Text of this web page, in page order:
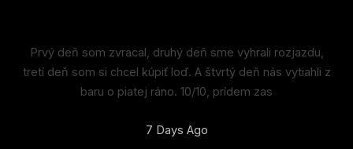
Prvý deň som zvracal, druhý deň sme vyhrali rozjazdu,
tretí deň som si chcel kúpiť loď. A štvrtý deň nás vytiahli z
baru o piatej ráno. 10/10, prídem zas
7 Days Ago